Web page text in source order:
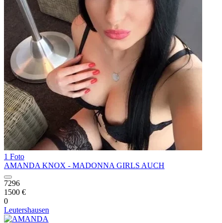
1 Foto
AMANDA KNOX - MADONNA GIRLS AUCH
7296
1500 €
0
Leutershausen